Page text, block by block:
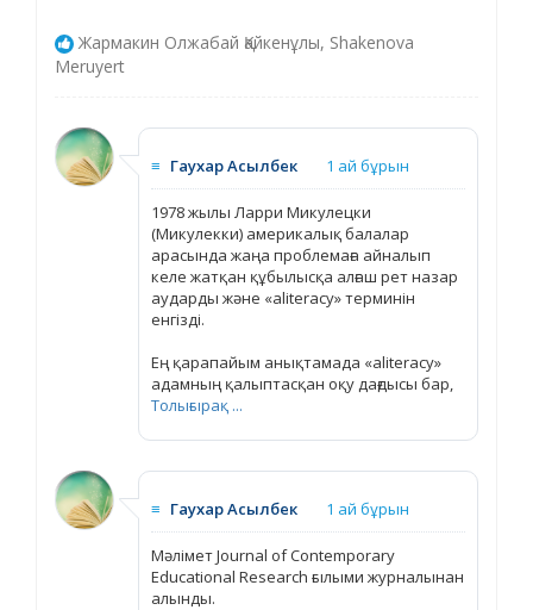
Жармакин Олжабай Қайкенұлы, Shakenova
Meruyert
≡ Гаухар Асылбек 1 ай бұрын
1978 жылы Ларри Микулецки
(Микулекки) америкалық балалар
арасында жаңа проблемаға айналып
келе жатқан құбылысқа алғаш рет назар
аударды және «aliteracy» терминін
енгізді.
Ең қарапайым анықтамада «aliteracy»
адамның қалыптасқан оқу дағдысы бар,
Толығырақ ...
≡ Гаухар Асылбек 1 ай бұрын
Мәлімет Journal of Contemporary
Educational Research ғылыми журналынан
алынды.